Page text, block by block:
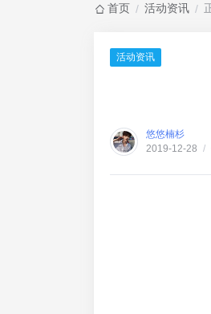
首页 / 活动资讯 /
活动资讯
悠悠楠杉
2019-12-28 /